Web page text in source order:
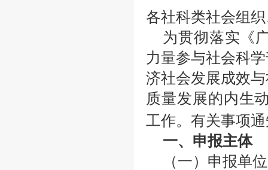
各社科类社会组
为贯彻落实《
力量参与社会科
济社会发展成效
质量发展的内生
工作。有关事项
一、申报主体
（一）申报单